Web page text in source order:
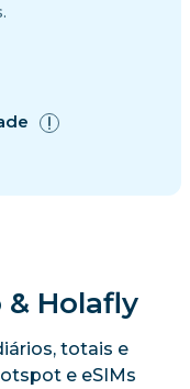
& Holafly
totais e
e eSIMs